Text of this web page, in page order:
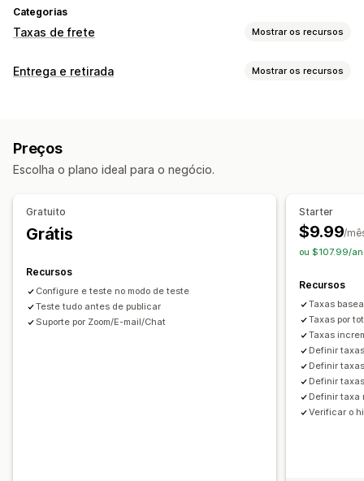
Categorias
Taxas de frete Mostrar os recursos
Cálculo de taxa
Personalização
Reordenar taxas
Em várias moedas
Regras personalizadas
Entrega e retirada Mostrar os recursos
Opções de retirada
Preços
Escolha o plano ideal para o negócio.
Gratuito
Grátis
Recursos
Configure e teste no modo de teste
Teste tudo antes de publicar
Suporte por Zoom/E-mail/Chat
Starter
$9.99/
ou $107.99/
Recursos
Taxas
Taxas por
Taxas
Definir
Definir
Definir
Definir taxa
Verificar o